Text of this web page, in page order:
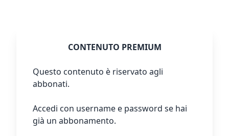
CONTENUTO PREMIUM
Questo contenuto è riservato agli
abbonati.
Accedi con username e password se hai
già un abbonamento.